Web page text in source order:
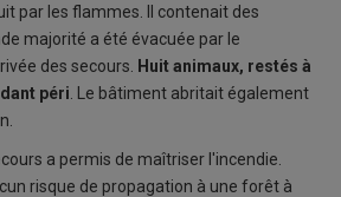
par les flammes. Il contenait des
majorité a été évacuée par le
des secours.
Huit animaux, restés à
péri . Le bâtiment abritait également
a permis de maîtriser l'incendie.
risque de propagation à une forêt à